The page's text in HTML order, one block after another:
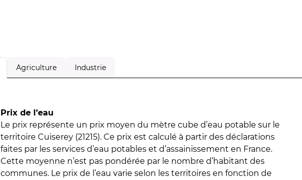
Agriculture Industrie
Prix de l’eau
Le prix représente un prix moyen du mètre cube d’eau potable sur le
territoire Cuiserey (21215). Ce prix est calculé à partir des déclarations
faites par les services d’eau potables et d’assainissement en France.
Cette moyenne n’est pas pondérée par le nombre d’habitant des
communes. Le prix de l’eau varie selon les territoires en fonction de